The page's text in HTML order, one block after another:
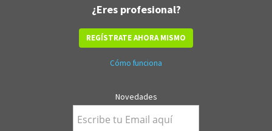
¿Eres profesional?
REGÍSTRATE AHORA MISMO
Cómo funciona
Novedades